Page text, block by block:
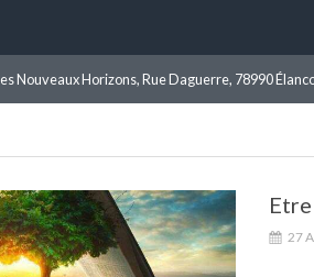
Nouveaux Horizons, Rue Daguerre, 78990
27